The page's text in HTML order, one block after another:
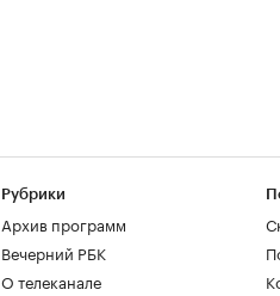
Рубрики
Архив программ
Вечерний РБК
О телеканале